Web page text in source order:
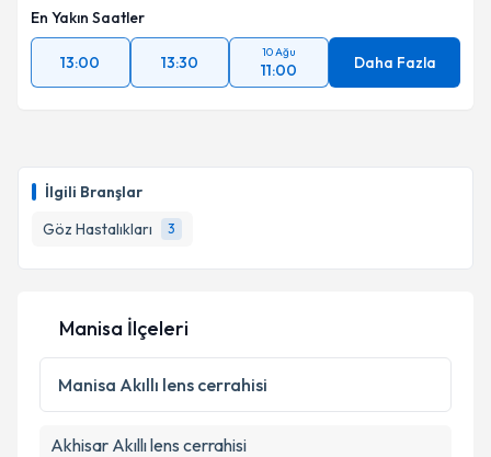
İlgili Branşlar
Göz Hastalıkları
3
En Yakın Saatler
13:00 13:30
10 Ağu
11:00 Daha Fazla
Manisa İlçeleri
Manisa Akıllı lens cerrahisi
Akhisar Akıllı lens cerrahisi